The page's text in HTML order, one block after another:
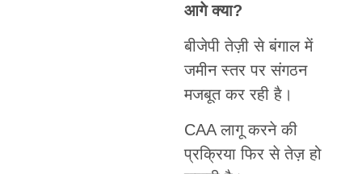
आगे क्या?
बीजेपी तेज़ी से बंगाल में
जमीन स्तर पर संगठन
मजबूत कर रही है।
CAA लागू करने की
प्रक्रिया फिर से तेज़ हो